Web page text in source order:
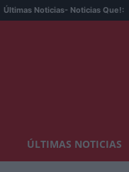
Últimas Noticias- Noticias Que!:
ÚLTIMAS NOTICIAS